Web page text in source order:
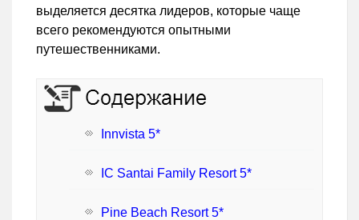
выделяется десятка лидеров, которые чаще
всего рекомендуются опытными
путешественниками.
Innvista 5*
IC Santai Family Resort 5*
Pine Beach Resort 5*